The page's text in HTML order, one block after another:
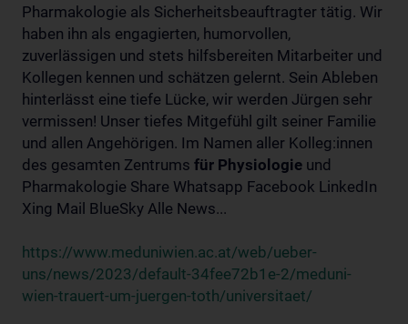
Pharmakologie als Sicherheitsbeauftragter tätig. Wir
haben ihn als engagierten, humorvollen,
zuverlässigen und stets hilfsbereiten Mitarbeiter und
Kollegen kennen und schätzen gelernt. Sein Ableben
hinterlässt eine tiefe Lücke, wir werden Jürgen sehr
vermissen! Unser tiefes Mitgefühl gilt seiner Familie
und allen Angehörigen. Im Namen aller Kolleg:innen
des gesamten Zentrums für Physiologie und
Pharmakologie Share Whatsapp Facebook LinkedIn
Xing Mail BlueSky Alle News...
https://www.meduniwien.ac.at/web/ueber-
uns/news/2023/default-34fee72b1e-2/meduni-
wien-trauert-um-juergen-toth/universitaet/